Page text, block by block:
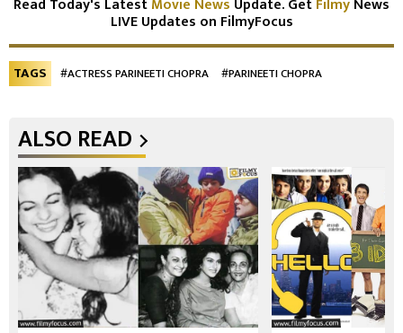
Read Today's LatestMovie News Update. GetFilmyNews
LIVE Updates on FilmyFocus
TAGS #ACTRESS PARINEETI CHOPRA #PARINEETI CHOPRA
ALSO READ